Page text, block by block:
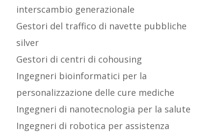
interscambio generazionale
Gestori del traffico di navette pubbliche
silver
Gestori di centri di cohousing
Ingegneri bioinformatici per la
personalizzazione delle cure mediche
Ingegneri di nanotecnologia per la salute
Ingegneri di robotica per assistenza